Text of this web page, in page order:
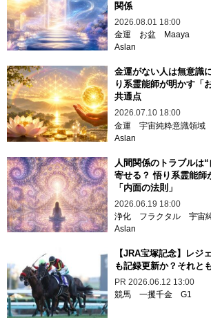
関係
2026.08.01 18:00
金運
お盆
Maaya
Aslan
金運がない人は無意識
り系霊能師が明かす「
共通点
2026.07.10 18:00
金運 宇宙純粋意識領域
Aslan
人間関係のトラブルは
寄せる？ 悟り系霊能師
「内面の法則」
2026.06.19 18:00
浄化
フラクタル 宇宙
Aslan
【JRA宝塚記念】レジ
も記録更新か？それと
PR 2026.06.12 13:00
競馬 一攫千金 G1